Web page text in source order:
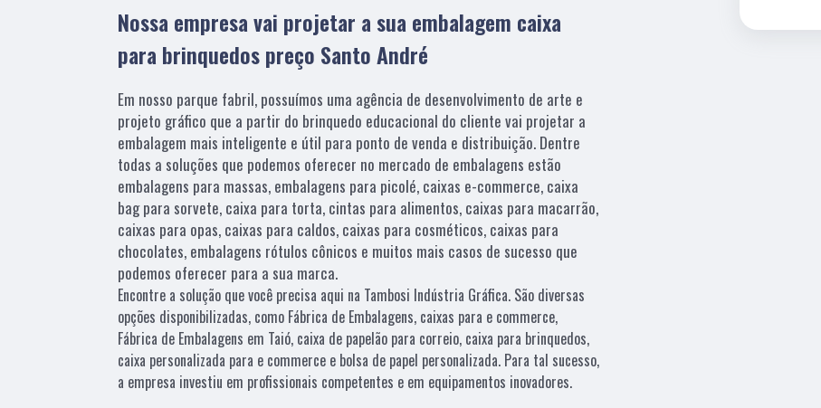
Nossa empresa vai projetar a sua embalagem caixa
para brinquedos preço Santo André
Em nosso parque fabril, possuímos uma agência de desenvolvimento de arte e
projeto gráfico que a partir do brinquedo educacional do cliente vai projetar a
embalagem mais inteligente e útil para ponto de venda e distribuição. Dentre
todas a soluções que podemos oferecer no mercado de embalagens estão
embalagens para massas, embalagens para picolé, caixas e-commerce, caixa
bag para sorvete, caixa para torta, cintas para alimentos, caixas para macarrão,
caixas para opas, caixas para caldos, caixas para cosméticos, caixas para
chocolates, embalagens rótulos cônicos e muitos mais casos de sucesso que
podemos oferecer para a sua marca.
Encontre a solução que você precisa aqui na Tambosi Indústria Gráfica. São diversas
opções disponibilizadas, como Fábrica de Embalagens, caixas para e commerce,
Fábrica de Embalagens em Taió, caixa de papelão para correio, caixa para brinquedos,
caixa personalizada para e commerce e bolsa de papel personalizada. Para tal sucesso,
a empresa investiu em profissionais competentes e em equipamentos inovadores.